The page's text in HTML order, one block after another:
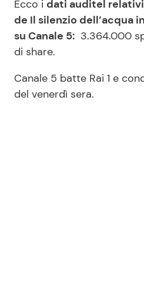
Ecco i dati auditel
de Il silenzio dell’acqua
su Canale 5: 3.364.000
di share.
Canale 5 batte Rai 1 e
del venerdì sera.